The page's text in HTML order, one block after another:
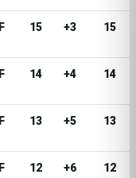
F 15 +3 15
F 14 +4 14
F 13 +5 13
F 12 +6 12